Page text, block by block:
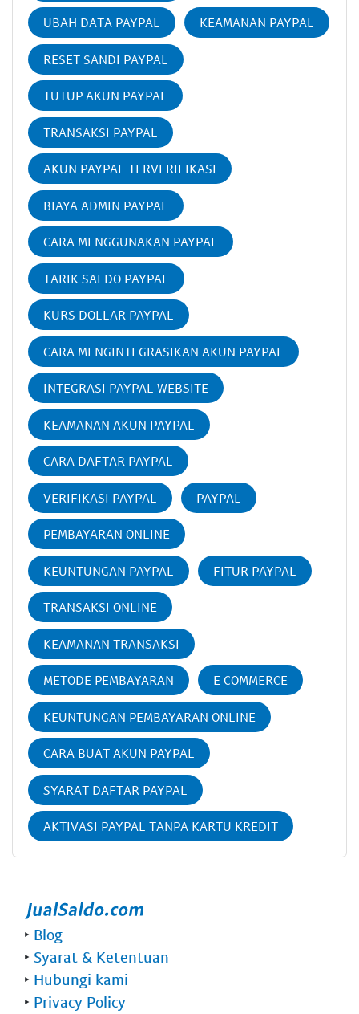
UBAH DATA PAYPAL KEAMANAN PAYPAL
RESET SANDI PAYPAL
TUTUP AKUN PAYPAL
TRANSAKSI PAYPAL
AKUN PAYPAL TERVERIFIKASI
BIAYA ADMIN PAYPAL
CARA MENGGUNAKAN PAYPAL
TARIK SALDO PAYPAL
KURS DOLLAR PAYPAL
CARA MENGINTEGRASIKAN AKUN PAYPAL
INTEGRASI PAYPAL WEBSITE
KEAMANAN AKUN PAYPAL
CARA DAFTAR PAYPAL
VERIFIKASI PAYPAL PAYPAL
PEMBAYARAN ONLINE
KEUNTUNGAN PAYPAL FITUR PAYPAL
TRANSAKSI ONLINE
KEAMANAN TRANSAKSI
METODE PEMBAYARAN E COMMERCE
KEUNTUNGAN PEMBAYARAN ONLINE
CARA BUAT AKUN PAYPAL
SYARAT DAFTAR PAYPAL
AKTIVASI PAYPAL TANPA KARTU KREDIT
‣ Blog
‣ Syarat & Ketentuan
‣ Hubungi kami
‣ Privacy Policy